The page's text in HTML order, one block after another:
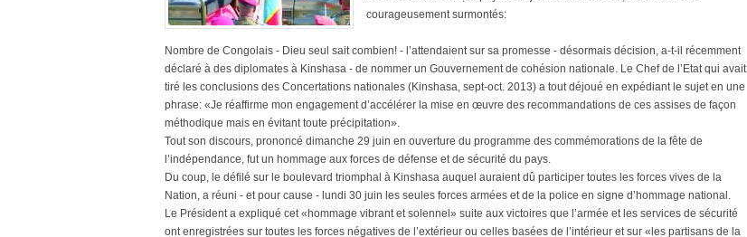
courageusement surmontés:
Nombre de Congolais - Dieu seul sait combien! - l’attendaient sur sa promesse - désormais décision, a-t-il récemment
déclaré à des diplomates à Kinshasa - de nommer un Gouvernement de cohésion nationale. Le Chef de l’Etat qui avait
tiré les conclusions des Concertations nationales (Kinshasa, sept-oct. 2013) a tout déjoué en expédiant le sujet en une
phrase: «Je réaffirme mon engagement d’accélérer la mise en œuvre des recommandations de ces assises de façon
méthodique mais en évitant toute précipitation».
Tout son discours, prononcé dimanche 29 juin en ouverture du programme des commémorations de la fête de
l’indépendance, fut un hommage aux forces de défense et de sécurité du pays.
Du coup, le défilé sur le boulevard triomphal à Kinshasa auquel auraient dû participer toutes les forces vives de la
Nation, a réuni - et pour cause - lundi 30 juin les seules forces armées et de la police en signe d’hommage national.
Le Président a expliqué cet «hommage vibrant et solennel» suite aux victoires que l’armée et les services de sécurité
ont enregistrées sur toutes les forces négatives de l’extérieur ou celles basées de l’intérieur et sur «les partisans de la